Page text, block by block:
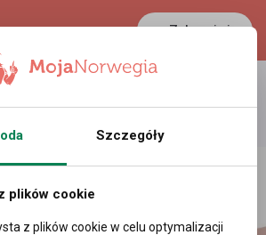
Zaloguj się
0.3897 PLN
Szczegóły
plików cookie
z plików cookie w celu optymalizacji